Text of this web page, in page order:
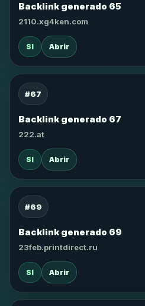
Backlink generado 65
2110.xg4ken.com
SI Abrir
#67
Backlink generado 67
222.at
SI Abrir
#69
Backlink generado 69
23feb.printdirect.ru
SI Abrir